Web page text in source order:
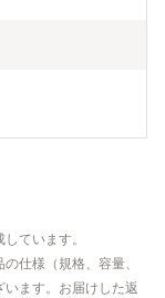
ています。
仕様（規格、容量、
ます。お届けした返